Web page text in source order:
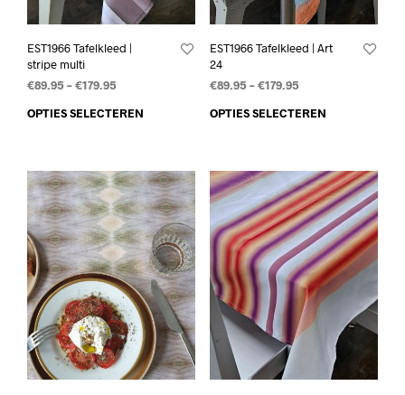
EST1966 Tafelkleed |
stripe multi
€89.95–€179.95
OPTIES SELECTEREN
EST1966 Tafelkleed | Art
24
€89.95–€179.95
OPTIES SELECTEREN